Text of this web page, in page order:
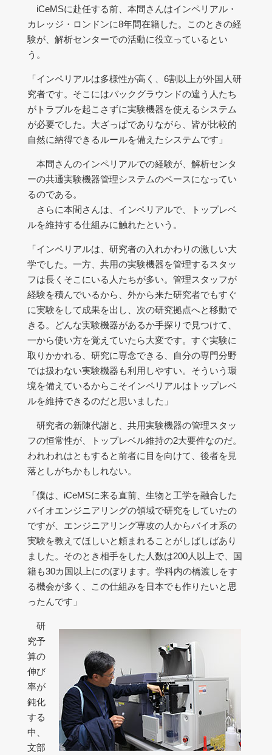
iCeMSに赴任する前、本間さんはインペリアル・
カレッジ・ロンドンに8年間在籍した。このときの経
験が、解析センターでの活動に役立っているとい
う。
「インペリアルは多様性が高く、6割以上が外国人研
究者です。そこにはバックグラウンドの違う人たち
がトラブルを起こさずに実験機器を使えるシステム
が必要でした。大ざっぱでありながら、皆が比較的
自然に納得できるルールを備えたシステムです」
本間さんのインペリアルでの経験が、解析センタ
ーの共通実験機器管理システムのベースになってい
るのである。
さらに本間さんは、インペリアルで、トップレベ
ルを維持する仕組みに触れたという。
「インペリアルは、研究者の入れかわりの激しい大
学でした。一方、共用の実験機器を管理するスタッ
フは長くそこにいる人たちが多い。管理スタッフが
経験を積んでいるから、外から来た研究者でもすぐ
に実験をして成果を出し、次の研究拠点へと移動で
きる。どんな実験機器があるか手探りで見つけて、
一から使い方を覚えていたら大変です。すぐ実験に
取りかかれる、研究に専念できる、自分の専門分野
では扱わない実験機器も利用しやすい。そういう環
境を備えているからこそインペリアルはトップレベ
ルを維持できるのだと思いました」
研究者の新陳代謝と、共用実験機器の管理スタッ
フの恒常性が、トップレベル維持の2大要件なのだ。
われわれはともすると前者に目を向けて、後者を見
落としがちかもしれない。
「僕は、iCeMSに来る直前、生物と工学を融合した
バイオエンジニアリングの領域で研究をしていたの
ですが、エンジニアリング専攻の人からバイオ系の
実験を教えてほしいと頼まれることがしばしばあり
ました。そのとき相手をした人数は200人以上で、国
籍も30カ国以上にのぼります。学科内の橋渡しをす
る機会が多く、この仕組みを日本でも作りたいと思
ったんです」
研
究予
算の
伸び
率が
鈍化
する
中、
文部